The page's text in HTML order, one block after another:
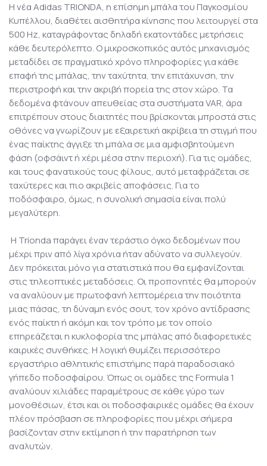
Η νέα Adidas TRIONDA, η επίσημη μπάλα του Παγκοσμίου
Κυπέλλου, διαθέτει αισθητήρα κίνησης που λειτουργεί στα
500 Hz, καταγράφοντας δηλαδή εκατοντάδες μετρήσεις
κάθε δευτερόλεπτο. Ο μικροσκοπικός αυτός μηχανισμός
μεταδίδει σε πραγματικό χρόνο πληροφορίες για κάθε
επαφή της μπάλας, την ταχύτητα, την επιτάχυνση, την
περιστροφή και την ακριβή πορεία της στον χώρο. Τα
δεδομένα φτάνουν απευθείας στα συστήματα VAR, άρα
επιτρέπουν στους διαιτητές που βρίσκονται μπροστά στις
οθόνες να γνωρίζουν με εξαιρετική ακρίβεια τη στιγμή που
ένας παίκτης άγγιξε τη μπάλα σε μια αμφισβητούμενη
φάση (οφσάιντ ή χέρι μέσα στην περιοχή). Για τις ομάδες,
και τους φανατικούς τους φίλους, αυτό μεταφράζεται σε
ταχύτερες και πιο ακριβείς αποφάσεις. Για το
ποδόσφαιρο, όμως, η συνολική σημασία είναι πολύ
μεγαλύτερη.
Η Trionda παράγει έναν τεράστιο όγκο δεδομένων που
μέχρι πριν από λίγα χρόνια ήταν αδύνατο να συλλεγούν.
Δεν πρόκειται μόνο για στατιστικά που θα εμφανίζονται
στις τηλεοπτικές μεταδόσεις. Οι προπονητές θα μπορούν
να αναλύουν με πρωτοφανή λεπτομέρεια την ποιότητα
μιας πάσας, τη δύναμη ενός σουτ, τον χρόνο αντίδρασης
ενός παίκτη ή ακόμη και τον τρόπο με τον οποίο
επηρεάζεται η κυκλοφορία της μπάλας από διαφορετικές
καιρικές συνθήκες. Η λογική θυμίζει περισσότερο
εργαστήριο αθλητικής επιστήμης παρά παραδοσιακό
γήπεδο ποδοσφαίρου. Όπως οι ομάδες της Formula 1
αναλύουν χιλιάδες παραμέτρους σε κάθε γύρο των
μονοθέσιων, έτσι και οι ποδοσφαιρικές ομάδες θα έχουν
πλέον πρόσβαση σε πληροφορίες που μέχρι σήμερα
βασίζονταν στην εκτίμηση ή την παρατήρηση των
αναλυτών.